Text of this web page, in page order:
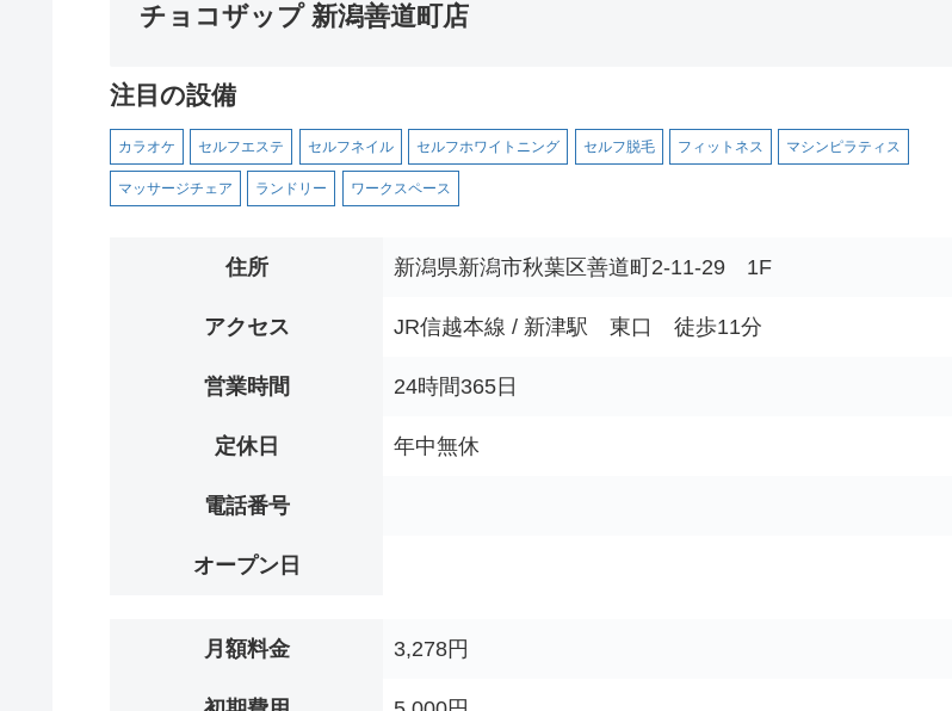
チョコザップ 新潟善道町店
注目の設備
カラオケ セルフエステ セルフネイル セルフホワイトニング セルフ脱毛 フィットネス マシンピラティス
マッサージチェア ランドリー ワークスペース
住所 新潟県新潟市秋葉区善道町2-11-29 1F
アクセス JR信越本線 / 新津駅 東口 徒歩11分
営業時間 24時間365日
定休日 年中無休
電話番号
オープン日
月額料金 3,278円